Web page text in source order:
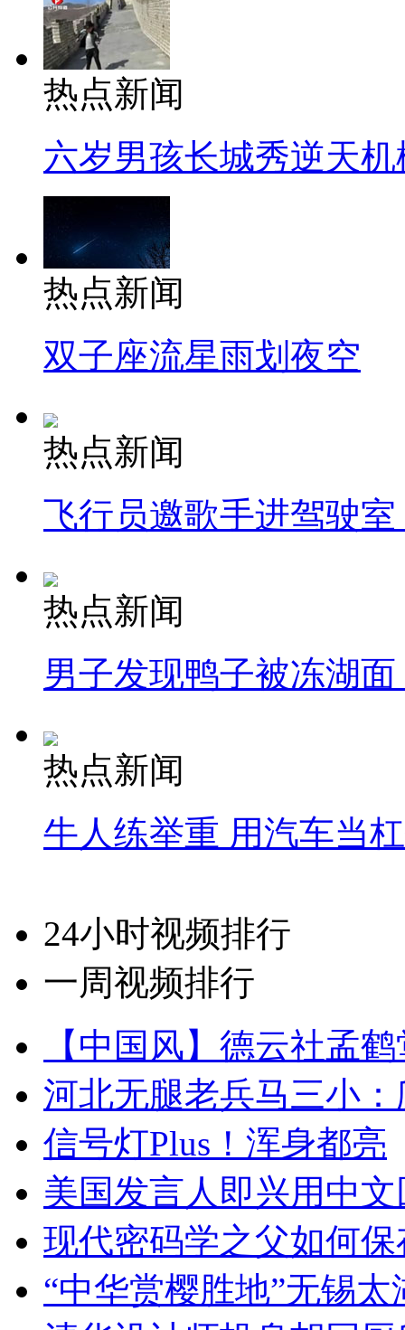
热点新闻
六岁男孩长城秀逆天机
热点新闻
双子座流星雨划夜空
热点新闻
飞行员邀歌手进驾驶
热点新闻
男子发现鸭子被冻湖
热点新闻
牛人练举重 用汽车当
24小时视频排行
一周视频排行
【中国风】德云社孟
河北无腿老兵马三小
信号灯Plus！浑身都亮
美国发言人即兴用中
现代密码学之父如何
“中华赏樱胜地”无锡